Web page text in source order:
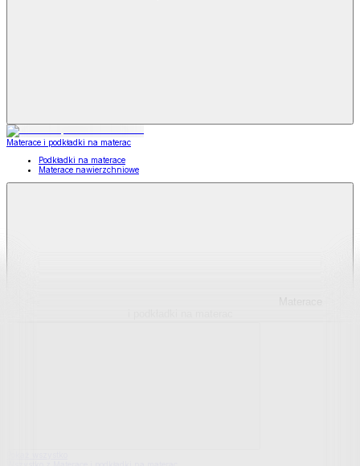
Materace i podkładki na materac
Podkładki na materace
Materace nawierzchniowe